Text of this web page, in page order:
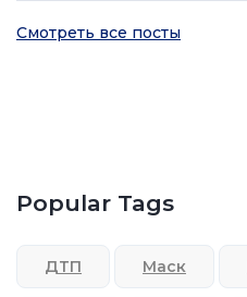
Смотреть все посты
Popular Tags
ДТП Маск